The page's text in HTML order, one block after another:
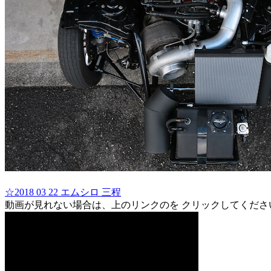
☆2018 03 22 エムシロ 三程
動画が見れない場合は、上のリンクのを クリックしてくだ